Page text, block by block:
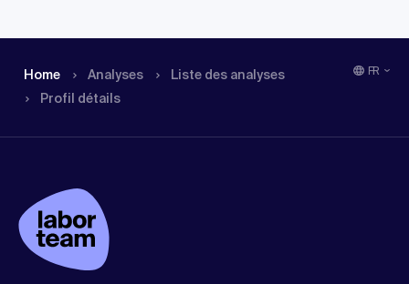
Home Analyses
Liste des analyses
Profil détails
FR